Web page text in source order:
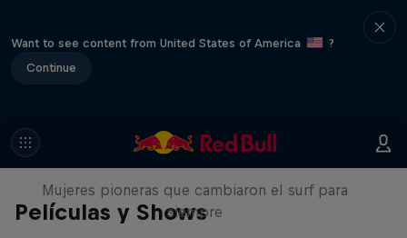
Want to see content from United States of America
?
Continue
Películas y Shows
NOW DAYS
Mujeres pioneras que cambiaron el surf para
siempre